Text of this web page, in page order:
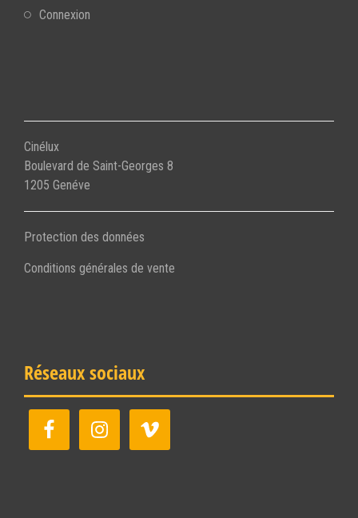
Connexion
Cinélux
Boulevard de Saint-Georges 8
1205 Genéve
Protection des données
Conditions générales de vente
Réseaux sociaux